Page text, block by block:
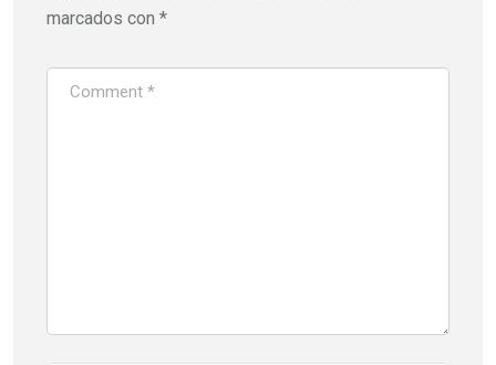
marcados con *